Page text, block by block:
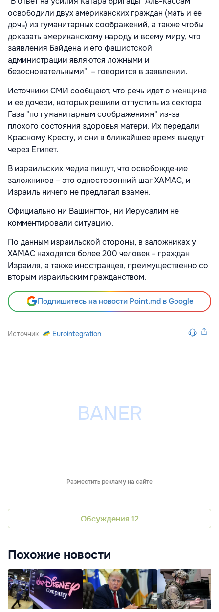
освободили двух американских граждан (мать и ее
дочь) из гуманитарных соображений, а также чтобы
доказать американскому народу и всему миру, что
заявления Байдена и его фашистской
администрации являются ложными и
безосновательными", – говорится в заявлении.
Источники СМИ сообщают, что речь идет о женщине
и ее дочери, которых решили отпустить из сектора
Газа "по гуманитарным соображениям" из-за
плохого состояния здоровья матери. Их передали
Красному Кресту, и они в ближайшее время выедут
через Египет.
В израильских медиа пишут, что освобождение
заложников – это односторонний шаг ХАМАС, и
Израиль ничего не предлагал взамен.
Официально ни Вашингтон, ни Иерусалим не
комментировали ситуацию.
По данным израильской стороны, в заложниках у
ХАМАС находятся более 200 человек – граждан
Израиля, а также иностранцев, преимущественно со
вторым израильским гражданством.
Подпишитесь на новости Point.md в Google
Источник Eurointegration
Разместить рекламу на сайте
Обсуждения 12
Похожие новости